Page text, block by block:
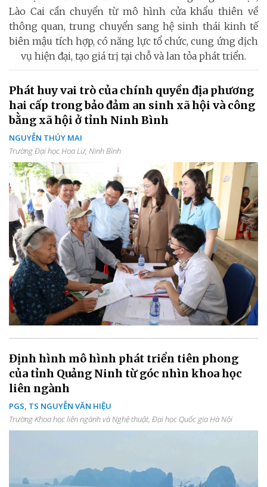
Lào Cai cần chuyển từ mô hình cửa khẩu thiên về
thông quan, trung chuyển sang hệ sinh thái kinh tế
biên mậu tích hợp, có năng lực tổ chức, cung ứng dịch
vụ hiện đại, tạo giá trị tại chỗ và lan tỏa phát triển.
Phát huy vai trò của chính quyền địa phương
hai cấp trong bảo đảm an sinh xã hội và công
bằng xã hội ở tỉnh Ninh Bình
NGUYỄN THÚY MAI
Trường Đại học Hoa Lư, Ninh Bình
Định hình mô hình phát triển tiên phong
của tỉnh Quảng Ninh từ góc nhìn khoa học
liên ngành
PGS, TS NGUYỄN VĂN HIỆU
Trường Khoa học liên ngành và Nghệ thuật, Đại học Quốc gia Hà Nội